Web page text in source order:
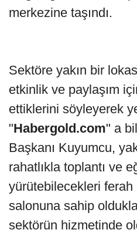
merkezine taşındı.
Sektöre yakın bir
etkinlik ve paylaşım
ettiklerini söyleyerek
"Habergold.com" a
Başkanı Kuyumcu,
rahatlıkla toplantı ve
yürütebilecekleri ferah
salonuna sahip
sektörün hizmetinde